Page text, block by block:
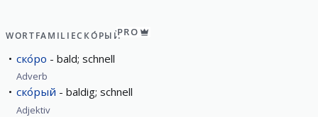
WORTFAMILIEСКО́РЫЙPRO
ско́ро bald; schnell
Adverb
ско́рый baldig; schnell
Adjektiv